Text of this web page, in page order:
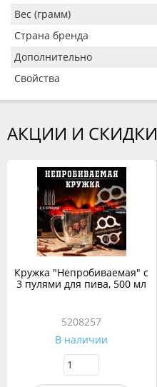
Вес (грамм)
Страна бренда
Дополнительно
Свойства
АКЦИИ И СКИДКИ
Кружка "Непробиваемая" с
3 пулями для пива, 500 мл
5208257
В наличии